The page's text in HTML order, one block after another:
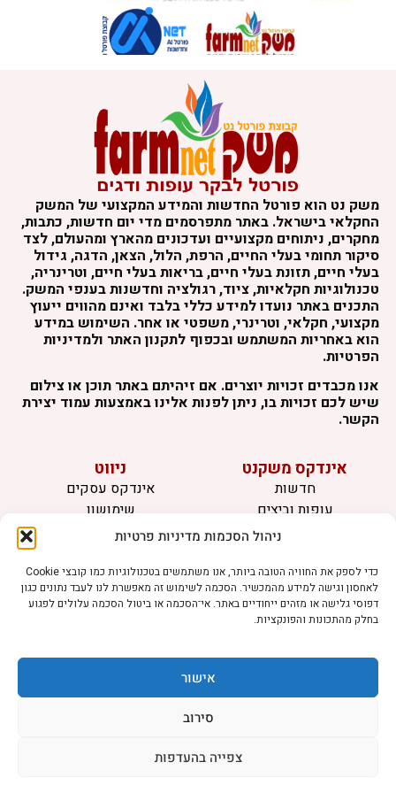
ניהול הסכמות מדיניות פרטיות
כדי לספק את החוויה הטובה ביותר, אנו משתמשים בטכנולוגיות כמו קובצי Cookie
לאחסון וגישה למידע מהמכשיר. הסכמה לשימוש זה מאפשרת לנו לעבד נתונים כגון
דפוסי גלישה או מזהים ייחודיים באתר. אי־הסכמה או ביטול הסכמה עלולים לפגוע
בחלק מהתכונות והפונקציות.
אישור
סירוב
צפייה בהעדפות
משק נט הוא פורטל החדשות והמידע המקצועי של המשק
החקלאי בישראל. באתר מתפרסמים מדי יום חדשות, כתבות,
מחקרים, ניתוחים מקצועיים ועדכונים מהארץ ומהעולם, לצד
סיקור תחומי בעלי החיים, הרפת, הלול, הצאן, הדגה, גידול
בעלי חיים, תזונת בעלי חיים, בריאות בעלי חיים, וטרינריה,
טכנולוגיות חקלאיות, ציוד, רגולציה וחדשנות בענפי המשק.
התכנים באתר נועדו למידע כללי בלבד ואינם מהווים ייעוץ
מקצועי, חקלאי, וטרינרי, משפטי או אחר. השימוש במידע
הוא באחריות המשתמש ובכפוף לתקנון האתר ולמדיניות
הפרטיות.
אנו מכבדים זכויות יוצרים. אם זיהיתם באתר תוכן או צילום
שיש לכם זכויות בו, ניתן לפנות אלינו באמצעות עמוד יצירת
הקשר.
אינדקס משקנט
חדשות
עופות וביצים
בקר וחלב
אצות
בריאות מהחי
ניווט
אינדקס עסקים
שימושון
לוח מודעות
הרשמה לניוזלטר
פרסמו אצלנו
הצהרת נגישות